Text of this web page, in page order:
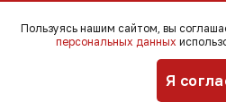
Глава администрации
края Вениамин
с министром
Сергеем Цивилёвым,
Пользуясь нашим сайтом, вы
персональных данных
Я